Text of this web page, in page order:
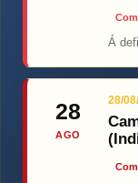
Á
28
AGO
28/